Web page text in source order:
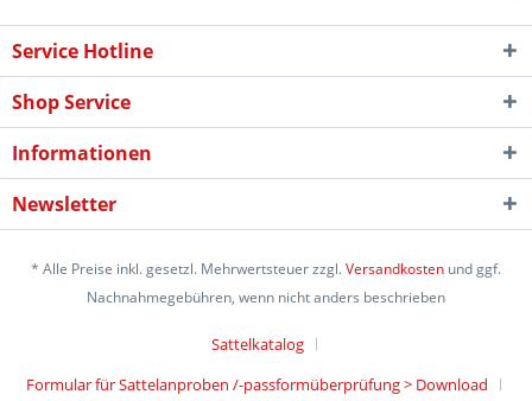
Service Hotline
Shop Service
Informationen
Newsletter
* Alle Preise inkl. gesetzl. Mehrwertsteuer zzgl.Versandkosten und ggf.
Nachnahmegebühren, wenn nicht anders beschrieben
Sattelkatalog
Formular für Sattelanproben /-passformüberprüfung > Download